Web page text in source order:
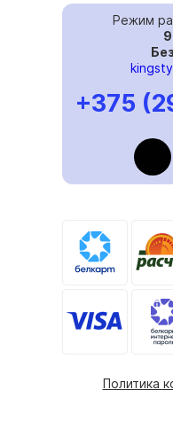
Режим
+375
Политика